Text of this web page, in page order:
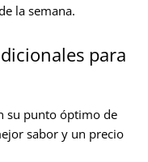
la semana.
para
su punto óptimo de
sabor y un precio